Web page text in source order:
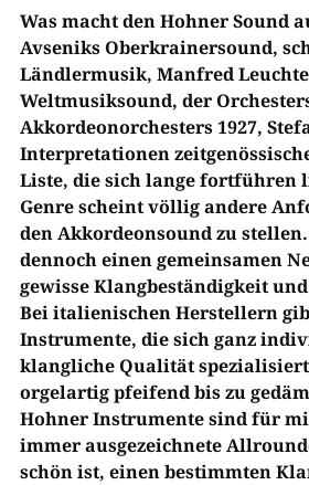
Was macht den Hohner Sound
Avseniks Oberkrainersound,
Ländlermusik, Manfred
Weltmusiksound, der
Akkordeonorchesters 1927,
Interpretationen
Liste, die sich lange fortführen
Genre scheint völlig andere
den Akkordeonsound zu
dennoch einen gemeinsamen
gewisse Klangbeständigkeit
Bei italienischen Herstellern
Instrumente, die sich ganz
klangliche Qualität
orgelartig pfeifend bis zu
Hohner Instrumente sind für
immer ausgezeichnete
schön ist, einen bestimmten